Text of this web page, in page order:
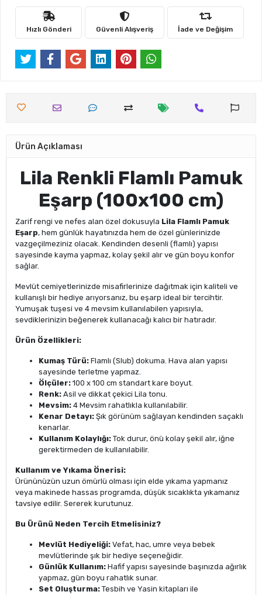
Hızlı Gönderi Güvenli Alışveriş İade ve Değişim
Ürün Açıklaması
Lila Renkli Flamlı Pamuk
Eşarp (100x100 cm)
Zarif rengi ve nefes alan özel dokusuyla Lila Flamlı Pamuk
Eşarp, hem günlük hayatınızda hem de özel günlerinizde
vazgeçilmeziniz olacak. Kendinden desenli (flamlı) yapısı
sayesinde kayma yapmaz, kolay şekil alır ve gün boyu konfor
sağlar.
Mevlüt cemiyetlerinizde misafirlerinize dağıtmak için kaliteli ve
kullanışlı bir hediye arıyorsanız, bu eşarp ideal bir tercihtir.
Yumuşak tuşesi ve 4 mevsim kullanılabilen yapısıyla,
sevdiklerinizin beğenerek kullanacağı kalıcı bir hatıradır.
Ürün Özellikleri:
Kumaş Türü: Flamlı (Slub) dokuma. Hava alan yapısı
sayesinde terletme yapmaz.
Ölçüler: 100 x 100 cm standart kare boyut.
Renk: Asil ve dikkat çekici Lila tonu.
Mevsim: 4 Mevsim rahatlıkla kullanılabilir.
Kenar Detayı: Şık görünüm sağlayan kendinden saçaklı
kenarlar.
Kullanım Kolaylığı: Tok durur, önü kolay şekil alır, iğne
gerektirmeden de kullanılabilir.
Kullanım ve Yıkama Önerisi:
Ürününüzün uzun ömürlü olması için elde yıkama yapmanız
veya makinede hassas programda, düşük sıcaklıkta yıkamanız
tavsiye edilir. Sererek kurutunuz.
Bu Ürünü Neden Tercih Etmelisiniz?
Mevlüt Hediyeliği: Vefat, hac, umre veya bebek
mevlütlerinde şık bir hediye seçeneğidir.
Günlük Kullanım: Hafif yapısı sayesinde başınızda ağırlık
yapmaz, gün boyu rahatlık sunar.
Set Oluşturma: Tesbih ve Yasin kitapları ile